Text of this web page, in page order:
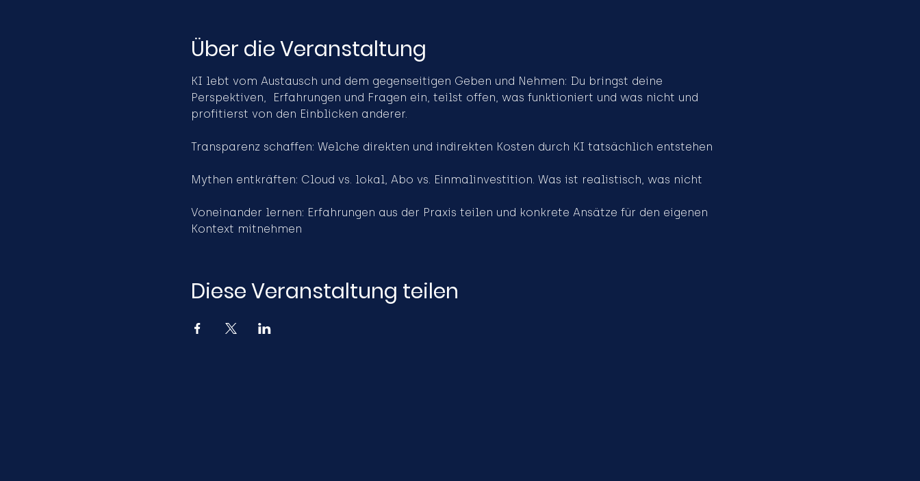
Über die Veranstaltung
KI lebt vom Austausch und dem gegenseitigen Geben und Nehmen: Du bringst deine
Perspektiven,  Erfahrungen und Fragen ein, teilst offen, was funktioniert und was nicht und
profitierst von den Einblicken anderer.
Transparenz schaffen: Welche direkten und indirekten Kosten durch KI tatsächlich entstehen
Mythen entkräften: Cloud vs. lokal, Abo vs. Einmalinvestition. Was ist realistisch, was nicht
Voneinander lernen: Erfahrungen aus der Praxis teilen und konkrete Ansätze für den eigenen
Kontext mitnehmen
Diese Veranstaltung teilen